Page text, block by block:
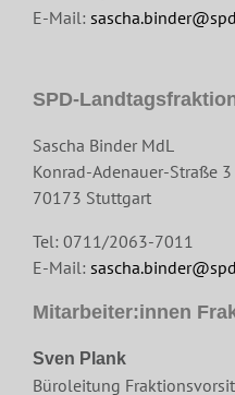
E-Mail:
SPD-
Sascha Binder MdL
Konrad-Adenauer-Straße 3
70173 Stuttgart
Tel: 0711/2063-7011
E-Mail:
Mitarbeiter:innen
Sven Plank
Büroleitung